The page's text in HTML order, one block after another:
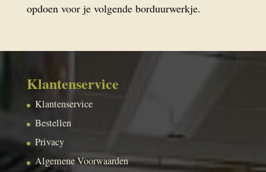
opdoen voor je volgende borduurwerkje.
Klantenservice
Klantenservice
Bestellen
Privacy
Algemene Voorwaarden